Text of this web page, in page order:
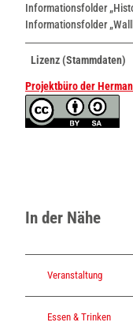
Informationsfolder
Informationsfolder
Lizenz (Stammdaten)
Projektbüro der
In der Nähe
Veranstaltung
Essen & Trinken